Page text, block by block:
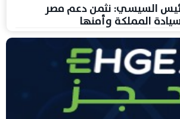
السيسي: نثمن دعم مصر
المملكة وأمنها